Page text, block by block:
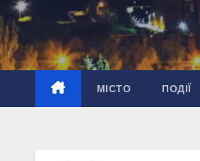
Перейти
до
вмісту
МІСТО ПОДІЇ